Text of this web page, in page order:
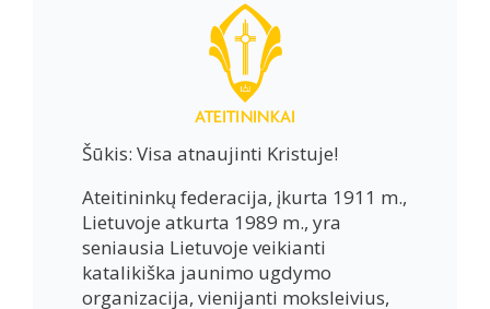
Šūkis: Visa atnaujinti Kristuje!
Ateitininkų federacija, įkurta 1911 m.,
Lietuvoje atkurta 1989 m., yra
seniausia Lietuvoje veikianti
katalikiška jaunimo ugdymo
organizacija, vienijanti moksleivius,